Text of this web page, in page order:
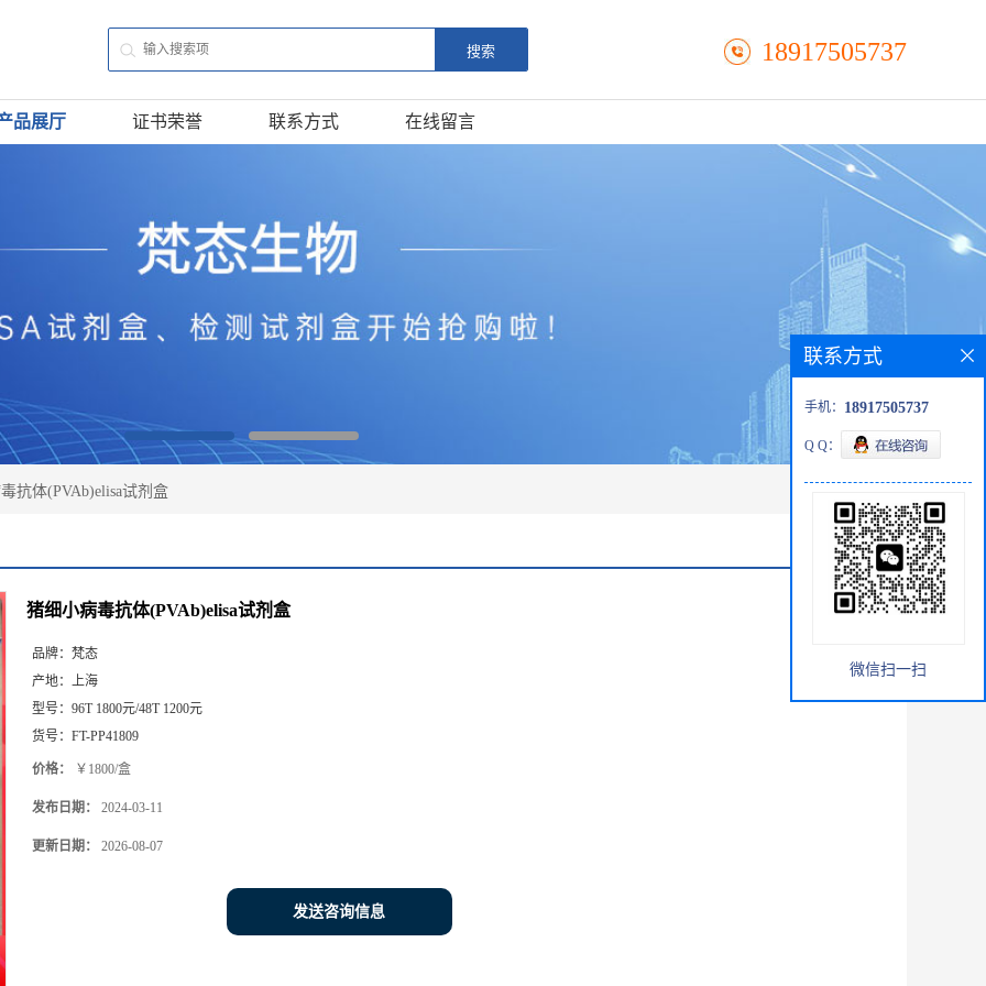
18917505737
品展厅 证书荣誉 联系方式 在线留言
抗体(PVAb)elisa试剂盒
猪细小病毒抗体(PVAb)elisa试剂盒
品牌： 梵态
产地： 上海
型号： 96T 1800元/48T 1200元
货号： FT-PP41809
价格： ￥1800/盒
发布日期： 2024-03-11
更新日期： 2026-08-07
发送咨询信息
联系方式
手机： 18917505737
Q Q：
微信扫一扫